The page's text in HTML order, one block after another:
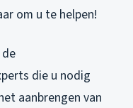
om u te helpen!
die u nodig
aanbrengen van